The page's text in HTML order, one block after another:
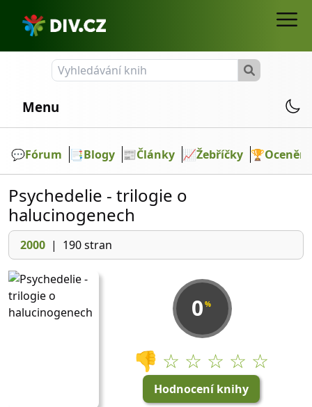
Menu
💬️Fórum 📑Blogy 📰Články 📈Žebříčky 🏆Ocenění
Psychedelie - trilogie o
halucinogenech
2000 | 190 stran
0 %
👎 ☆ ☆ ☆ ☆ ☆
Hodnocení knihy